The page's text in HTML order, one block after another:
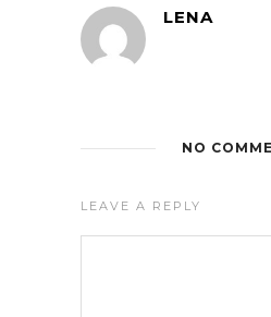
LENA
NO
LEAVE A REPLY